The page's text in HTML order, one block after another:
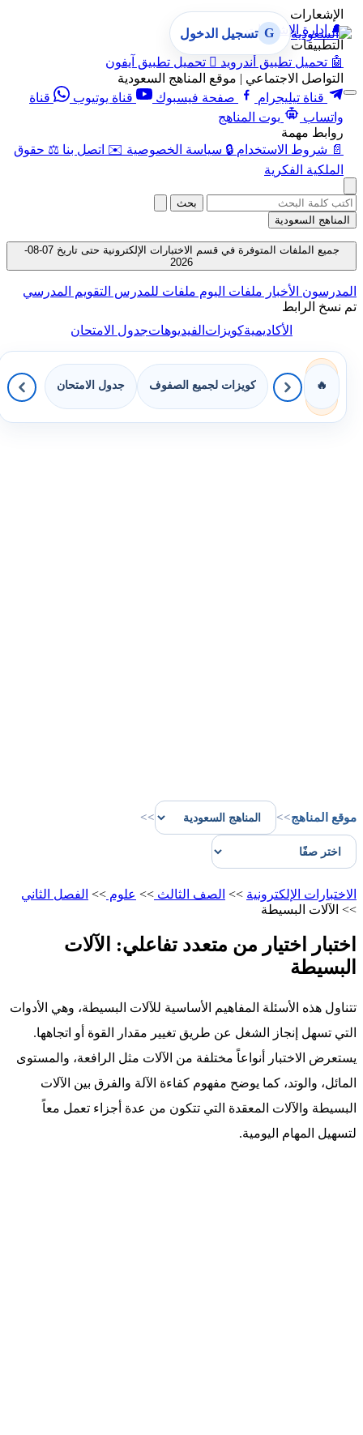
الإشعارات
🔔
إدارة الإشعارات
التطبيقات
🤖 تحميل تطبيق أندرويد  تحميل تطبيق آيفون
التواصل الاجتماعي | موقع المناهج السعودية
قناة تيليجرام
صفحة فيسبوك قناة يوتيوب
قناة
واتساب
بوت المناهج
روابط مهمة
📄 شروط الاستخدام 🔒 سياسة الخصوصية ✉️ اتصل بنا ⚖️ حقوق
الملكية الفكرية
G تسجيل الدخول
بحث
المناهج السعودية
جميع الملفات المتوفرة في قسم الاختبارات الإلكترونية حتى تاريخ 07-08-
2026
المدرسون الأخبار ملفات اليوم ملفات للمدرس التقويم المدرسي
تم نسخ الرابط
الأكاديميةكويزاتالفيديوهاتجدول الامتحان
🔥 كويزات لجميع الصفوف جدول الامتحان
موقع المناهج>>
>>
الاختبارات الإلكترونية >> الصف الثالث >> علوم >> الفصل الثاني
>> الآلات البسيطة
اختبار اختيار من متعدد تفاعلي: الآلات
البسيطة
تتناول هذه الأسئلة المفاهيم الأساسية للآلات البسيطة، وهي الأدوات
التي تسهل إنجاز الشغل عن طريق تغيير مقدار القوة أو اتجاهها.
يستعرض الاختبار أنواعاً مختلفة من الآلات مثل الرافعة، والمستوى
المائل، والوتد، كما يوضح مفهوم كفاءة الآلة والفرق بين الآلات
البسيطة والآلات المعقدة التي تتكون من عدة أجزاء تعمل معاً
لتسهيل المهام اليومية.